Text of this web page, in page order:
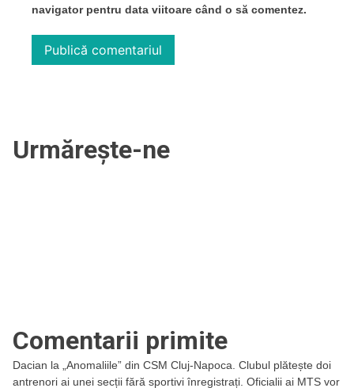
navigator pentru data viitoare când o să comentez.
Urmărește-ne
Comentarii primite
Dacian la
„Anomaliile” din CSM Cluj-Napoca. Clubul plătește doi
antrenori ai unei secții fără sportivi înregistrați. Oficialii ai MTS vor